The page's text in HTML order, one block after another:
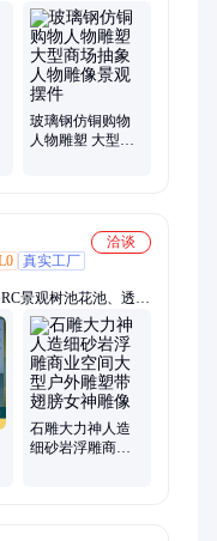
玻璃钢仿铜购物
人物雕塑 大型商
洽谈
真实工厂
景观树池花池、透光
建筑艺术构件、人造砂
石雕大力神人造
细砂岩浮雕商业